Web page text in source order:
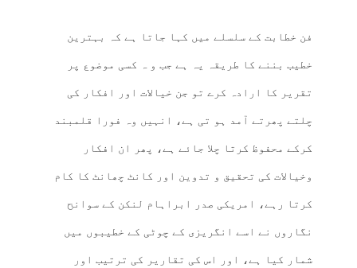
فن خطابت کے سلسلے میں کہا جاتا ہے کہ بہترین
خطیب بننے کا طریقہ یہ ہے جب و ہ کسی موضوع پر
تقریر کا ارادہ کرے تو جن خیالات اور افکار کی
چلتے پھرتے آمد ہو تی ہے، انہیں وہ فورا قلمبند
کرکے محفوظ کرتا چلا جائے ہے، پھر ان افکار
وخیالات کی تحقیق و تدوین اور کانٹ چھانٹ کا کام
کرتا رہے، امریکی صدر ابراہام لنکن کے سوانح
نگاروں نے اسے انگریزی کے چوٹی کے خطیبوں میں
شمار کیا ہے، اور اس کی تقاریر کی ترتیب اور